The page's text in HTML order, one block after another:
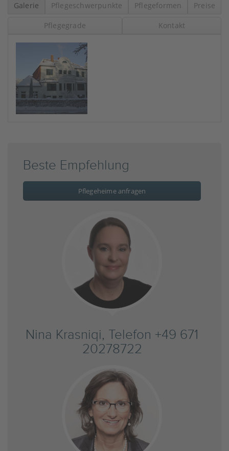
Galerie Pflegeschwerpunkte Pflegeformen Preise
Pflegegrade Kontakt
Beste Empfehlung
Pflegeheime anfragen
Nina Krasniqi, Telefon +49 671
20278722